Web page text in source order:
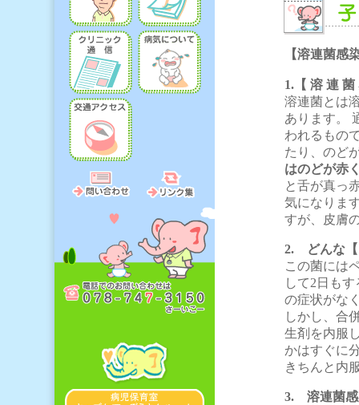
【溶連菌感
1.【 溶 連
溶連菌とは
あります。
われるもの
たり、のど
はのどが赤
と舌が真っ
気になりま
すが、皮膚
2. どんな【
この菌には
して2日も
の症状がな
しかし、合
生剤を内服
かはすぐに
きちんと内
3. 溶連菌感